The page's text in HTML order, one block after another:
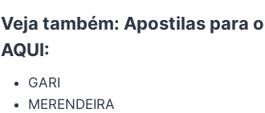
Veja também: Apostilas para
AQUI:
GARI
MERENDEIRA